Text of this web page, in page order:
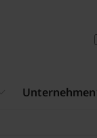
Unternehmen